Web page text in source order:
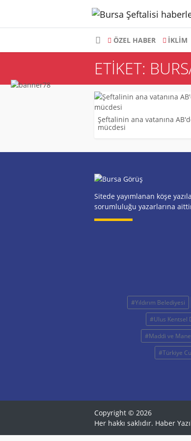
ÖZEL HABER İKLİM
ETIKET:
Şeftalinin ana vatanına
mücdesi
Sitede yayımlanan köşe
sorumluluğu yazarlarına
#Yıldırım Belediyesi
#Ulus Kentsel
#Maddi ve
#Türkiye
Copyright © 2026
Her hakkı saklıdır. Haber